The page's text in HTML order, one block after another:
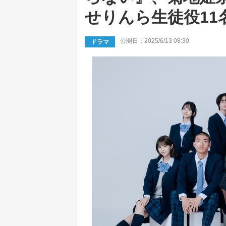
せりんら生徒役11
ドラマ 公開日：2025/6/13 08:30